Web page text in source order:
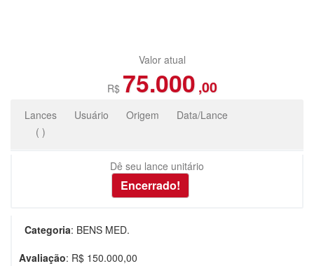
Valor atual
R$ 75.000 ,00
Lances
( )
Usuário Origem Data/Lance
Dê seu lance unitário
Categoria: BENS MED.
Avaliação: R$ 150.000,00